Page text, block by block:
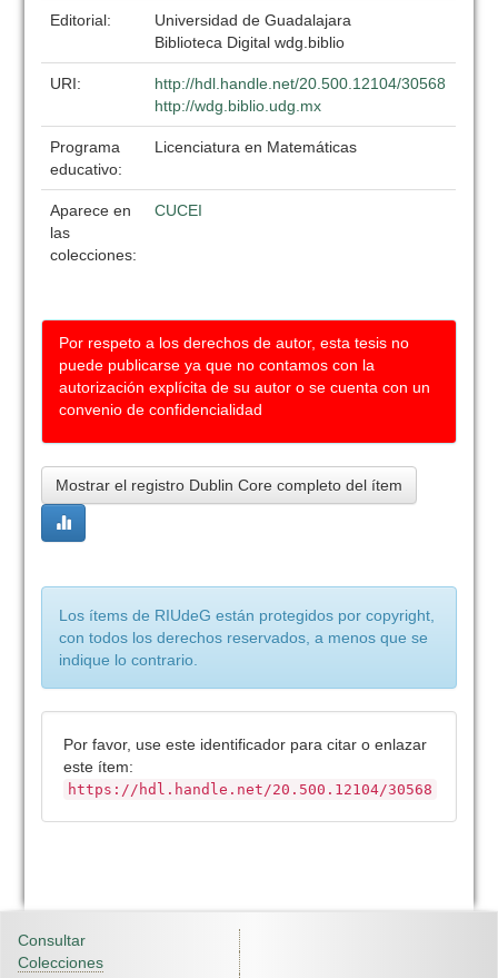
Editorial:
Universidad de Guadalajara
Biblioteca Digital wdg.biblio
URI:
http://hdl.handle.net/20.500.12104/30568
http://wdg.biblio.udg.mx
Programa
educativo:
Licenciatura en Matemáticas
Aparece en
las
colecciones:
CUCEI
Por respeto a los derechos de autor, esta tesis no
puede publicarse ya que no contamos con la
autorización explícita de su autor o se cuenta con un
convenio de confidencialidad
Mostrar el registro Dublin Core completo del ítem
Los ítems de RIUdeG están protegidos por copyright,
con todos los derechos reservados, a menos que se
indique lo contrario.
Por favor, use este identificador para citar o enlazar
este ítem:
https://hdl.handle.net/20.500.12104/30568
Consultar
Colecciones